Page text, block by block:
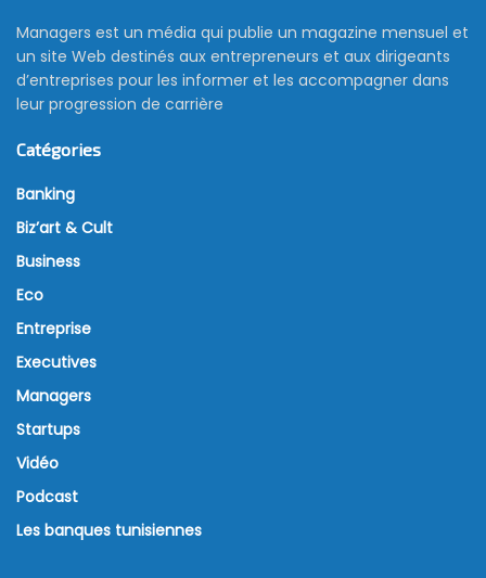
Managers est un média qui publie un magazine mensuel et
un site Web destinés aux entrepreneurs et aux dirigeants
d’entreprises pour les informer et les accompagner dans
leur progression de carrière
Catégories
Banking
Biz’art & Cult
Business
Eco
Entreprise
Executives
Managers
Startups
Vidéo
Podcast
Les banques tunisiennes